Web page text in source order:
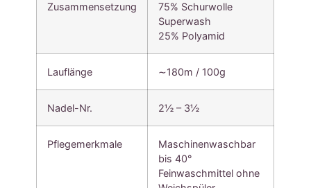
Zusammensetzung
75% Schurwolle
Superwash
25% Polyamid
Lauflänge ∼180m / 100g
Nadel-Nr. 2½ – 3½
Pflegemerkmale
Maschinenwaschbar
bis 40°
Feinwaschmittel ohne